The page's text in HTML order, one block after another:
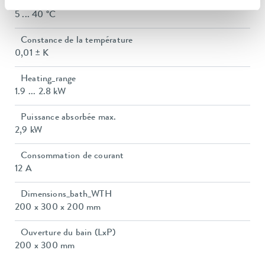
5 ... 40 °C
Constance de la température
0,01 ± K
Heating_range
1.9 ... 2.8 kW
Puissance absorbée max.
2,9 kW
Consommation de courant
12 A
Dimensions_bath_WTH
200 x 300 x 200 mm
Ouverture du bain (LxP)
200 x 300 mm